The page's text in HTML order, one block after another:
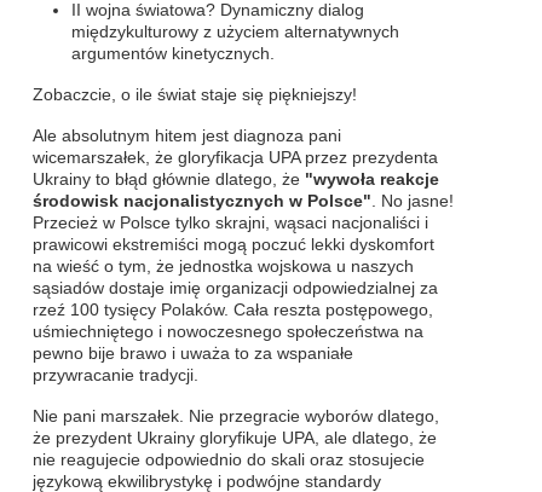
II wojna światowa? Dynamiczny dialog
międzykulturowy z użyciem alternatywnych
argumentów kinetycznych.
Zobaczcie, o ile świat staje się piękniejszy!
Ale absolutnym hitem jest diagnoza pani
wicemarszałek, że gloryfikacja UPA przez prezydenta
Ukrainy to błąd głównie dlatego, że "wywoła reakcje
środowisk nacjonalistycznych w Polsce" . No jasne!
Przecież w Polsce tylko skrajni, wąsaci nacjonaliści i
prawicowi ekstremiści mogą poczuć lekki dyskomfort
na wieść o tym, że jednostka wojskowa u naszych
sąsiadów dostaje imię organizacji odpowiedzialnej za
rzeź 100 tysięcy Polaków. Cała reszta postępowego,
uśmiechniętego i nowoczesnego społeczeństwa na
pewno bije brawo i uważa to za wspaniałe
przywracanie tradycji.
Nie pani marszałek. Nie przegracie wyborów dlatego,
że prezydent Ukrainy gloryfikuje UPA, ale dlatego, że
nie reagujecie odpowiednio do skali oraz stosujecie
językową ekwilibrystykę i podwójne standardy